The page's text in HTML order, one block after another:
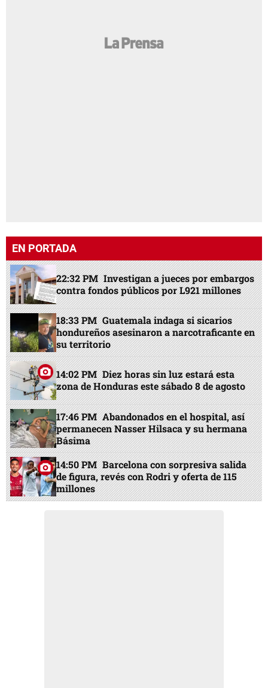
EN PORTADA
22:32 PM Investigan a jueces por embargos
contra fondos públicos por L921 millones
18:33 PM Guatemala indaga si sicarios
hondureños asesinaron a narcotraficante en
su territorio
14:02 PM Diez horas sin luz estará esta
zona de Honduras este sábado 8 de agosto
17:46 PM Abandonados en el hospital, así
permanecen Nasser Hilsaca y su hermana
Básima
14:50 PM Barcelona con sorpresiva salida
de figura, revés con Rodri y oferta de 115
millones